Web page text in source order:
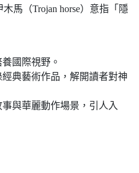
馬（Trojan horse）意指「隱
國際視野。
典藝術作品，解開讀者對神
與華麗動作場景，引人入